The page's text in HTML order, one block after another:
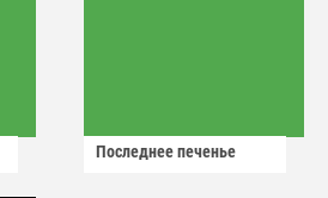
Последнее печенье